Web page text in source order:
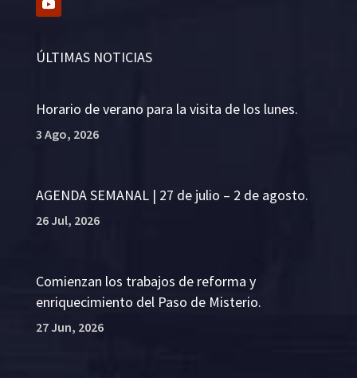
ÚLTIMAS NOTICIAS
Horario de verano para la visita de los lunes.
3 Ago, 2026
AGENDA SEMANAL | 27 de julio – 2 de agosto.
26 Jul, 2026
Comienzan los trabajos de reforma y
enriquecimiento del Paso de Misterio.
27 Jun, 2026